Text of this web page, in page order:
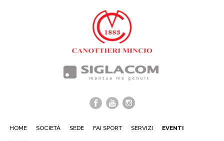
HOME SOCIETÀ SEDE FAI SPORT SERVIZI EVENTI